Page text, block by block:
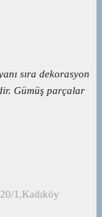
sıra dekorasyon
Gümüş parçalar
1,Kadıköy